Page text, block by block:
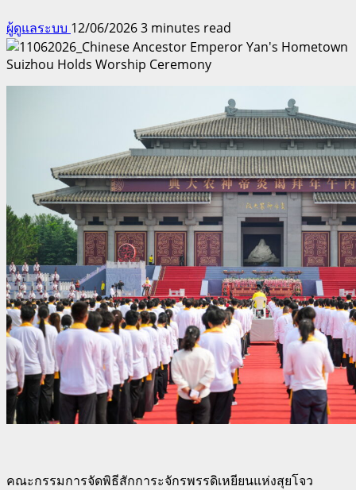
ผู้ดูแลระบบ 12/06/20263 minutes read
คณะกรรมการจัดพิธีสักการะจักรพรรดิเหยียนแห่งสุยโจว